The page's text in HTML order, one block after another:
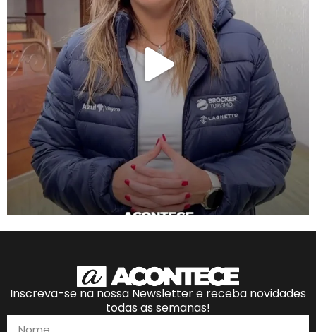
Inscreva-se na nossa Newsletter e receba novidades
todas as semanas!